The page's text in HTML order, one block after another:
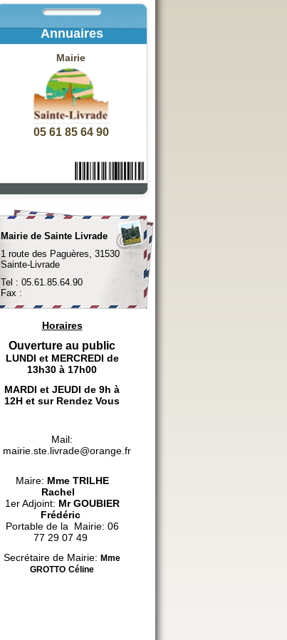
Annuaires
Mairie
05 61 85 64 90
Mairie de Sainte Livrade
1 route des Paguères, 31530
Sainte-Livrade
Tel : 05.61.85.64.90
Fax :
Horaires
Ouverture au public
LUNDI et MERCREDI de
13h30 à 17h00
MARDI et JEUDI de 9h à
12H et sur Rendez Vous
Mail:
mairie.ste.livrade@orange.fr
Maire: Mme TRILHE
Rachel
1er Adjoint: Mr GOUBIER
Frédéric
Portable de la Mairie: 06
77 29 07 49
Secrétaire de Mairie: Mme
GROTTO Céline